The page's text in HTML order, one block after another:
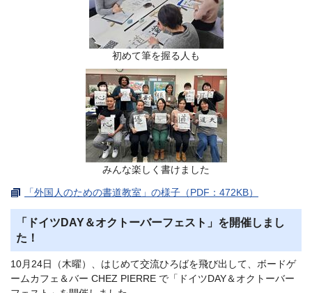
初めて筆を握る人も
みんな楽しく書けました
「外国人のための書道教室」の様子（PDF：472KB）
「ドイツDAY＆オクトーバーフェスト」を開催しまし
た！
10月24日（木曜）、はじめて交流ひろばを飛び出して、ボードゲ
ームカフェ＆バー CHEZ PIERRE で「ドイツDAY＆オクトーバー